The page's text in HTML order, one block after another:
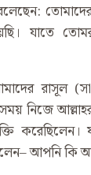
যাতে
রাসূল
সময় নিজে
করেছিলেন।
আপনি কি